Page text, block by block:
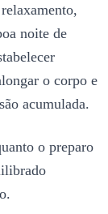
noite de
o corpo e
acumulada.
o preparo